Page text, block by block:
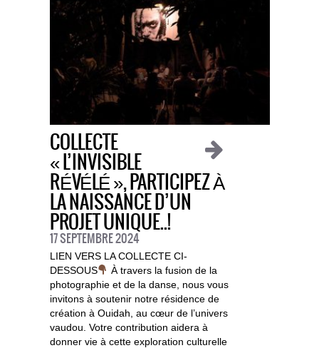
COLLECTE
« L’INVISIBLE
RÉVÉLÉ », PARTICIPEZ À
LA NAISSANCE D’UN
PROJET UNIQUE..!
17 SEPTEMBRE 2024
LIEN VERS LA COLLECTE CI-
DESSOUS
À travers la fusion de la
photographie et de la danse, nous vous
invitons à soutenir notre résidence de
création à Ouidah, au cœur de l’univers
vaudou. Votre contribution aidera à
donner vie à cette exploration culturelle